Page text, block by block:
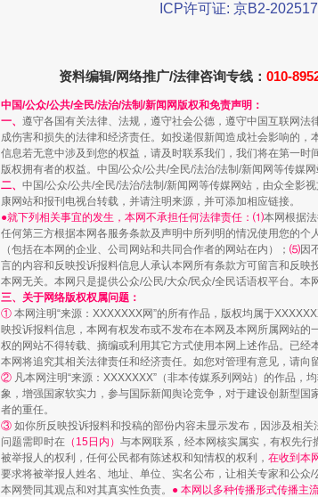
阿坝州三大球赛在茂县开幕
国家大学科技园优化重塑工作
扯下公款旅游的“隐身衣”
ICP许可证: 京B2-
资料编辑/网络推广/法律咨询专线： 010-
中国/公众/公共/全民/法治/法制/新闻网版权和免责声明：
一、 遵守各国有关法律、法规，遵守社会公德，遵守中国互联网
成伤害和损失的法律和经济责任。如投递假新闻造成社会影响的
信息若无意中涉及到您的权益，请及时联系我们，我们将在第一
版权拥有者的权益。中国/公众/公共/全民/法治/法制/新闻网等传媒网
二、 中国/公众/公共/全民/法治/法制/新闻网等传媒网站，由众全影
康网站和报刊电视台转载，并请注明来源，并可添加相应链接。
●就下列相关事宜的发生，本网不承担任何法律责任：⑴本网根据
任何第三方根据本网各服务条款及声明中所列明的情况使用您的个
（包括在本网的企业、公司网站和共同合作者的网站在内）； ⑸因
言的内容和反映投诉报料信息人承认本网所有条款方可留言和反
本网无关。本网只是提供公众/公民/大众/民众/全民话语权平台。
三、关于网络版权权属问题：
① 本网注明“来源：XXXXXXX网”的所有作品，版权均属于
映投诉报料信息，本网有权发布或不发布在本网及本网所属网站
权的网站不得转载、摘编或利用其它方式使用本网上述作品。已经
本网将追究其相关法律责任和经济责任。如您对管理有意见，请向
② 凡本网注明“来源：XXXXXXX”（非本传媒系列网站）的作品
象，增强国家软实力，参与国际新闻舆论竞争，对于建设创新型
者的重任。
③ 如你所反映投诉报料和投稿的部份内容未显示发布，因涉及相
问题需即时在 （15日内） 与本网联系，经本网核实属实，有权先
被举报人的权利，任何公民都有陈述权和知情权的权利， 在收到本
要求将被举报人姓名、地址、单位、实名公布，让相关专家和公
本网赞同其观点和对其真实性负责。 ● 本网以多种传播形式传播主